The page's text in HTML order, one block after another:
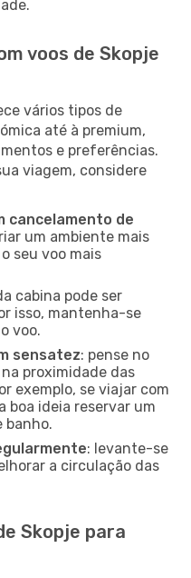
voos de Skopje
vários tipos de
até à premium,
e preferências.
viagem, considere
cancelamento de
um ambiente mais
seu voo mais
cabina pode ser
isso, mantenha-se
voo.
sensatez: pense no
proximidade das
exemplo, se viajar com
boa ideia reservar um
banho.
: levante-se
a circulação das
Skopje para